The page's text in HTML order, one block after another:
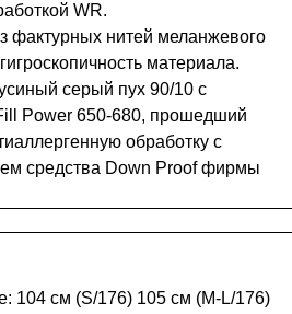
WR.
фактурных нитей меланжевого
материала.
серый пух 90/10 с
Power 650-680, прошедший
обработку с
средства Down Proof фирмы
104 см (S/176) 105 см (M-L/176)